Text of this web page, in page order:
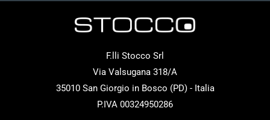
F.lli Stocco Srl
Via Valsugana 318/A
35010 San Giorgio in Bosco (PD) - Italia
P.IVA 00324950286